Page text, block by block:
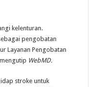
kelenturan.
pengobatan
Layanan Pengobatan
WebMD.
stroke untuk